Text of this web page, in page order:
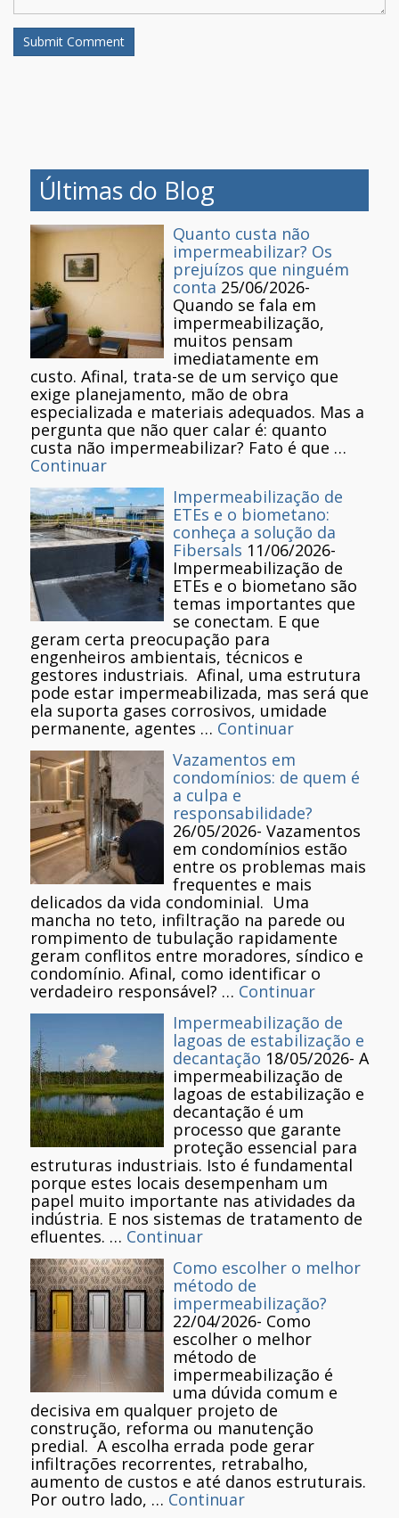
Últimas do Blog
Quanto custa não
impermeabilizar? Os
prejuízos que ninguém
conta 25/06/2026-
Quando se fala em
impermeabilização,
muitos pensam
imediatamente em
custo. Afinal, trata-se de um serviço que
exige planejamento, mão de obra
especializada e materiais adequados. Mas a
pergunta que não quer calar é: quanto
custa não impermeabilizar? Fato é que …
Continuar
Impermeabilização de
ETEs e o biometano:
conheça a solução da
Fibersals 11/06/2026-
Impermeabilização de
ETEs e o biometano são
temas importantes que
se conectam. E que
geram certa preocupação para
engenheiros ambientais, técnicos e
gestores industriais. Afinal, uma estrutura
pode estar impermeabilizada, mas será que
ela suporta gases corrosivos, umidade
permanente, agentes … Continuar
Vazamentos em
condomínios: de quem é
a culpa e
responsabilidade?
26/05/2026- Vazamentos
em condomínios estão
entre os problemas mais
frequentes e mais
delicados da vida condominial. Uma
mancha no teto, infiltração na parede ou
rompimento de tubulação rapidamente
geram conflitos entre moradores, síndico e
condomínio. Afinal, como identificar o
verdadeiro responsável? … Continuar
Impermeabilização de
lagoas de estabilização e
decantação 18/05/2026- A
impermeabilização de
lagoas de estabilização e
decantação é um
processo que garante
proteção essencial para
estruturas industriais. Isto é fundamental
porque estes locais desempenham um
papel muito importante nas atividades da
indústria. E nos sistemas de tratamento de
efluentes. … Continuar
Como escolher o melhor
método de
impermeabilização?
22/04/2026- Como
escolher o melhor
método de
impermeabilização é
uma dúvida comum e
decisiva em qualquer projeto de
construção, reforma ou manutenção
predial. A escolha errada pode gerar
infiltrações recorrentes, retrabalho,
aumento de custos e até danos estruturais.
Por outro lado, … Continuar